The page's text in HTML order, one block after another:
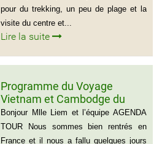
pour du trekking, un peu de plage et la
visite du centre et...
Lire la suite
Programme du Voyage
Vietnam et Cambodge du
group de Mr LACROIX (6
personnes)
Bonjour Mlle Liem et l’équipe AGENDA
TOUR Nous sommes bien rentrés en
France et il nous a fallu quelques jours